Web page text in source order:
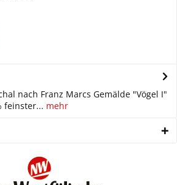
nach Franz Marcs Gemälde "Vögel I"
feinster... mehr